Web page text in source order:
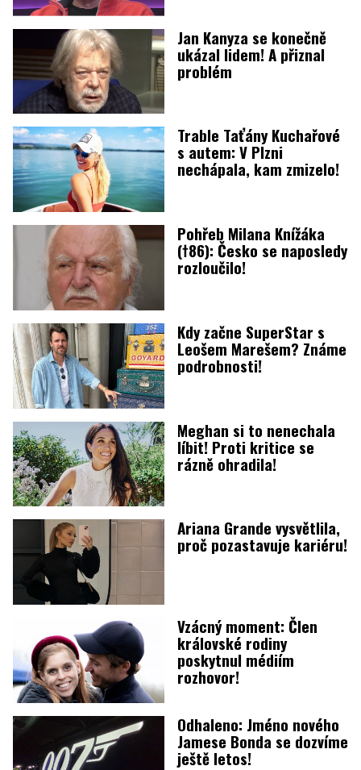
Jan Kanyza se konečně
ukázal lidem! A přiznal
problém
Trable Taťány Kuchařové
s autem: V Plzni
nechápala, kam zmizelo!
Pohřeb Milana Knížáka
(†86): Česko se naposledy
rozloučilo!
Kdy začne SuperStar s
Leošem Marešem? Známe
podrobnosti!
Meghan si to nenechala
líbit! Proti kritice se
rázně ohradila!
Ariana Grande vysvětlila,
proč pozastavuje kariéru!
Vzácný moment: Člen
královské rodiny
poskytnul médiím
rozhovor!
Odhaleno: Jméno nového
Jamese Bonda se dozvíme
ještě letos!